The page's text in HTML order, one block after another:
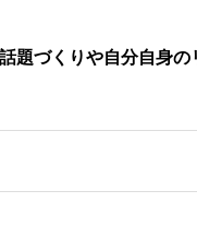
題づくりや自分自身の